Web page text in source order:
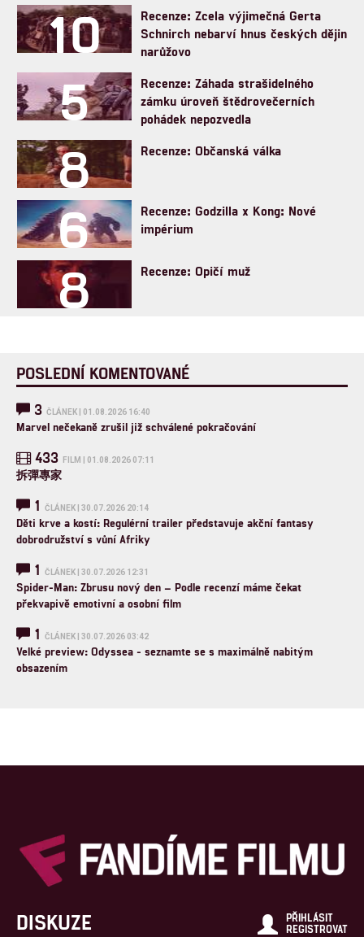
10
Recenze: Zcela výjimečná Gerta
Schnirch nebarví hnus českých dějin
narůžovo
5
Recenze: Záhada strašidelného
zámku úroveň štědrovečerních
pohádek nepozvedla
8 Recenze: Občanská válka
6
Recenze: Godzilla x Kong: Nové
impérium
8 Recenze: Opičí muž
POSLEDNÍ KOMENTOVANÉ
3 ČLÁNEK | 01.08.2026 16:40
Marvel nečekaně zrušil již schválené pokračování
433 FILM | 01.08.2026 07:11
拆彈專家
1 ČLÁNEK | 30.07.2026 20:14
Děti krve a kostí: Regulérní trailer představuje akční fantasy
dobrodružství s vůní Afriky
1 ČLÁNEK | 30.07.2026 12:31
Spider-Man: Zbrusu nový den – Podle recenzí máme čekat
překvapivě emotivní a osobní film
1 ČLÁNEK | 30.07.2026 03:42
Velké preview: Odyssea - seznamte se s maximálně nabitým
obsazením
PŘIHLÁSIT
REGISTROVAT
DISKUZE